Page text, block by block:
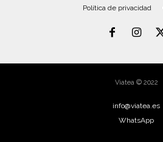
Política de privacidad
Viatea © 2022
info@viatea.es
WhatsApp